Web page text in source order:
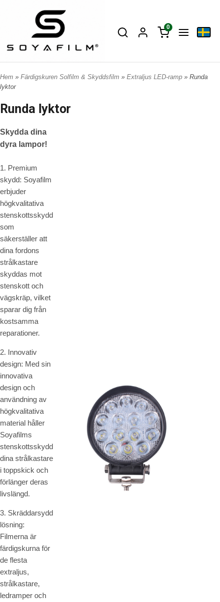
0
Hem » Färdigskuren Solfilm & Skyddsfilm » Extraljus LED-ramp » Runda
lyktor
Runda lyktor
Skydda dina
dyra lampor!
1. Premium
skydd: Soyafilm
erbjuder
högkvalitativa
stenskottsskydd
som
säkerställer att
dina fordons
strålkastare
skyddas mot
stenskott och
vägskräp, vilket
sparar dig från
kostsamma
reparationer.
2. Innovativ
design: Med sin
innovativa
design och
användning av
högkvalitativa
material håller
Soyafilms
stenskottsskydd
dina strålkastare
i toppskick och
förlänger deras
livslängd.
3. Skräddarsydd
lösning:
Filmerna är
färdigskurna för
de flesta
extraljus,
strålkastare,
ledramper och